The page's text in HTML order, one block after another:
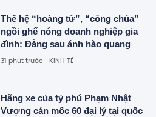
Thế hệ “hoàng tử”, “công chúa”
ngồi ghế nóng doanh nghiệp gia
đình: Đằng sau ánh hào quang
31 phút trước KINH TẾ
Hãng xe của tỷ phú Phạm Nhật
Vượng cán mốc 60 đại lý tại quốc